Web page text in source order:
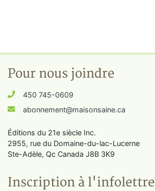
Pour nous joindre
450 745-0609
abonnement@maisonsaine.ca
Éditions du 21e siècle Inc.
2955, rue du Domaine-du-lac-Lucerne
Ste-Adèle, Qc Canada J8B 3K9
Inscription à l'infolettre